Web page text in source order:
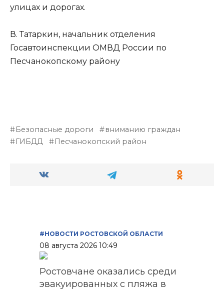
улицах и дорогах.
В. Татаркин, начальник отделения
Госавтоинспекции ОМВД России по
Песчанокопскому району
Безопасные дороги
вниманию граждан
ГИБДД
Песчанокопский район
#НОВОСТИ РОСТОВСКОЙ ОБЛАСТИ
08 августа 2026 10:49
Ростовчане оказались среди
эвакуированных с пляжа в